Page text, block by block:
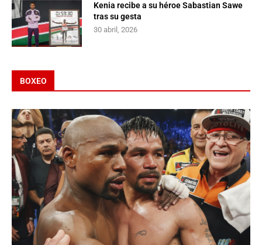
Kenia recibe a su héroe Sabastian Sawe
tras su gesta
30 abril, 2026
BOXEO